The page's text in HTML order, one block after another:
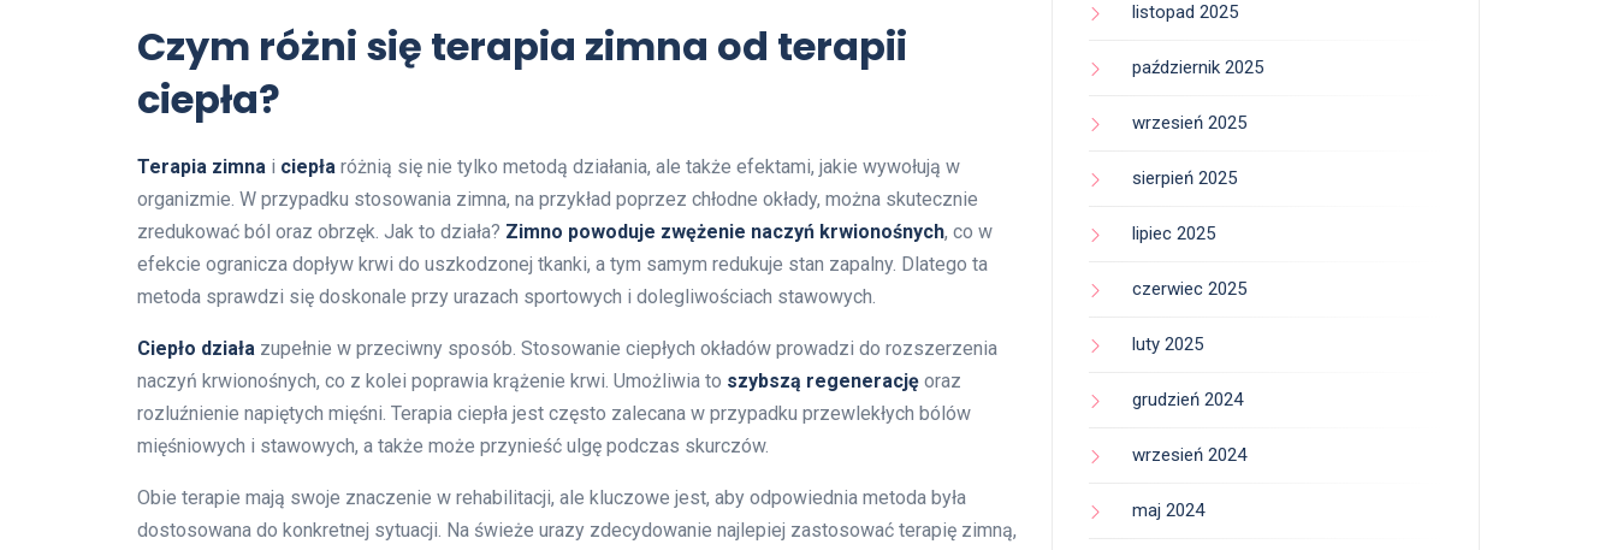
Czym różni się terapia zimna od terapii
ciepła?
Terapia zimna i ciepła różnią się nie tylko metodą działania, ale także efektami, jakie wywołują w
organizmie. W przypadku stosowania zimna, na przykład poprzez chłodne okłady, można skutecznie
zredukować ból oraz obrzęk. Jak to działa? Zimno powoduje zwężenie naczyń krwionośnych, co w
efekcie ogranicza dopływ krwi do uszkodzonej tkanki, a tym samym redukuje stan zapalny. Dlatego ta
metoda sprawdzi się doskonale przy urazach sportowych i dolegliwościach stawowych.
Ciepło działa zupełnie w przeciwny sposób. Stosowanie ciepłych okładów prowadzi do rozszerzenia
naczyń krwionośnych, co z kolei poprawia krążenie krwi. Umożliwia to szybszą regenerację oraz
rozluźnienie napiętych mięśni. Terapia ciepła jest często zalecana w przypadku przewlekłych bólów
mięśniowych i stawowych, a także może przynieść ulgę podczas skurczów.
Obie terapie mają swoje znaczenie w rehabilitacji, ale kluczowe jest, aby odpowiednia metoda była
dostosowana do konkretnej sytuacji. Na świeże urazy zdecydowanie najlepiej zastosować terapię zimną,
listopad 2025
październik 2025
wrzesień 2025
sierpień 2025
lipiec 2025
czerwiec 2025
luty 2025
grudzień 2024
wrzesień 2024
maj 2024